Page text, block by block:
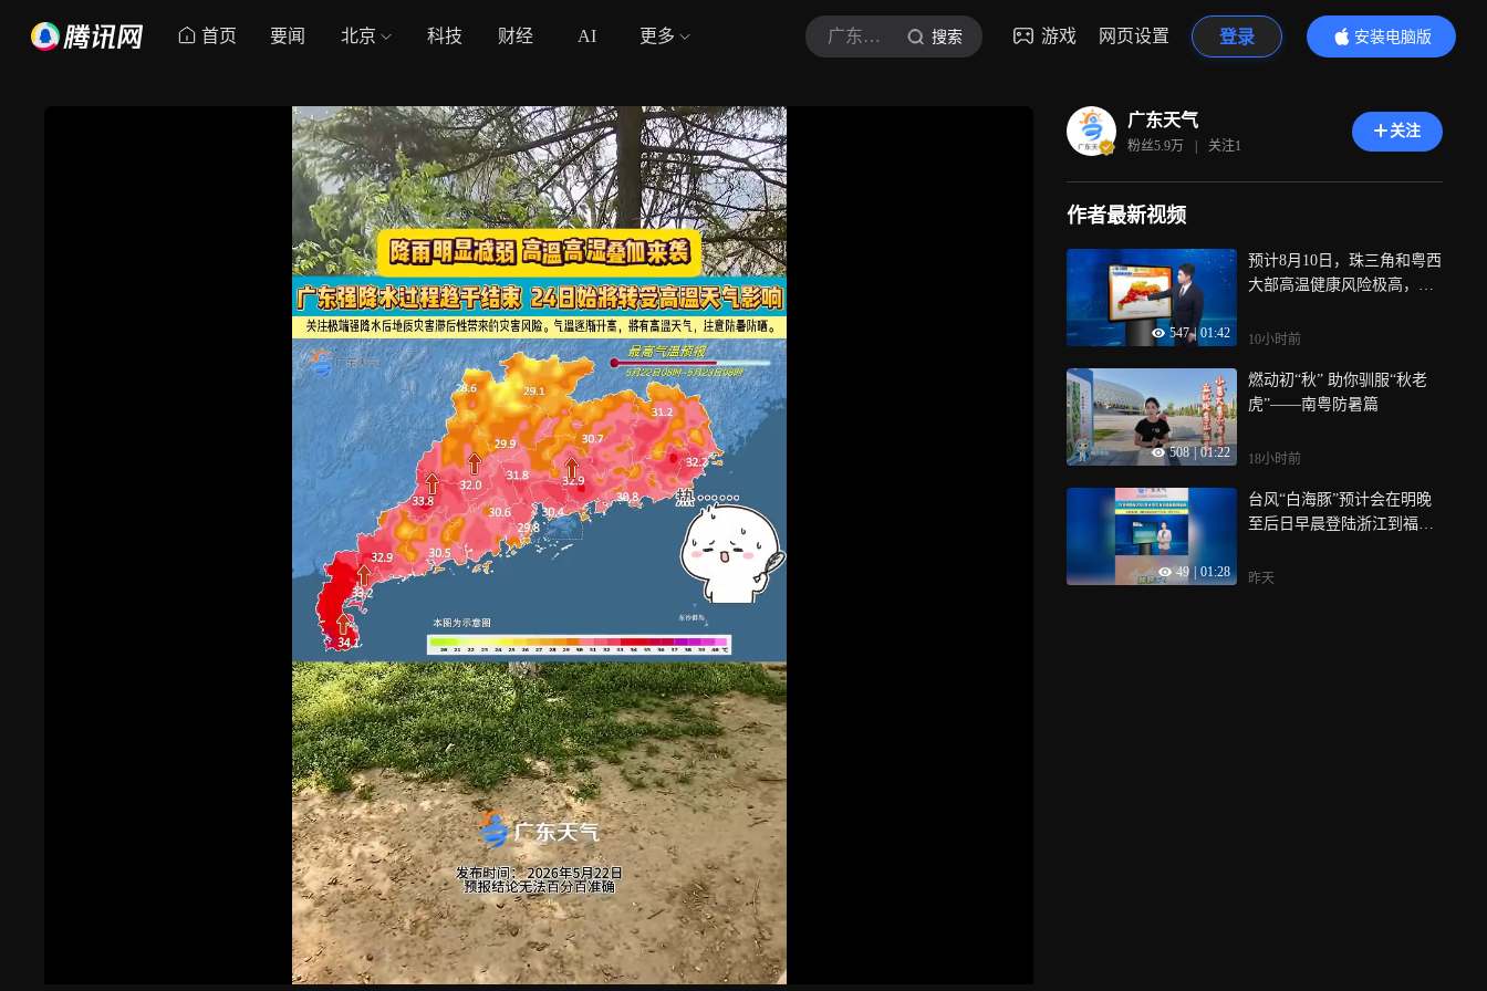
首页 要闻 北京 科技 财经 AI 更多 广东天气 搜索 游戏 网页设置 登录
安装电脑版
内容更精彩
广东天气
粉丝5.9万 | 关注1
关注
作者最新视频
547 | 01:42
预计8月10日，珠三角和粤西
大部高温健康风险极高，请
温时段外出
10小时前
508 01:22
燃动初“秋” 助你驯服“秋老
虎”——南粤防暑篇
18小时前
49 01:28
台风“白海豚”预计会在明晚
至后日早晨登陆浙江到福建
体现在高温上，高温也算是
昨天